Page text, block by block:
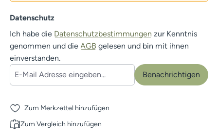
Datenschutz
Ich habe die Datenschutzbestimmungen zur Kenntnis
genommen und die AGB gelesen und bin mit ihnen
einverstanden.
Benachrichtigen
Zum Merkzettel hinzufügen
Zum Vergleich hinzufügen